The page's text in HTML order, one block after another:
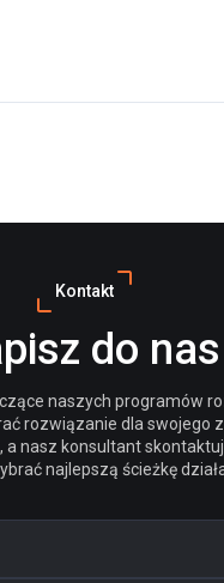
Kontakt
do nas
naszych programów
rozwiązanie dla swojego
a nasz konsultant
najlepszą ścieżkę